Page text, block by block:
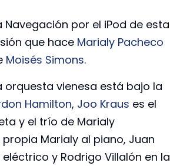
por el iPod de esta
que hace Marialy Pacheco
Moisés Simons.
orquesta vienesa está bajo la
Hamilton, Joo Kraus es el
y el trío de Marialy
Marialy al piano, Juan
y Rodrigo Villalón en la